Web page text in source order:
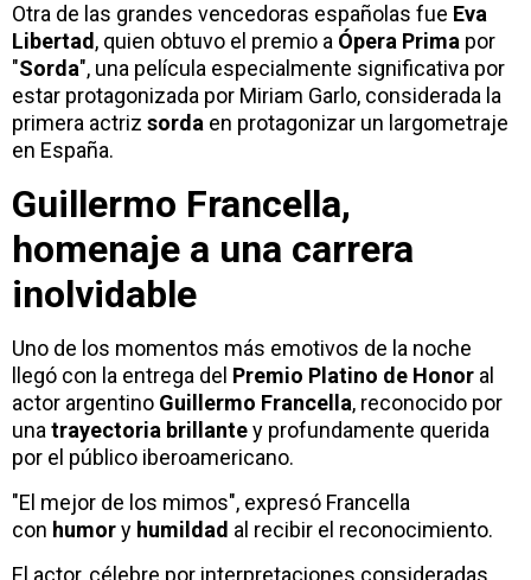
Otra de las grandes vencedoras españolas fue Eva
Libertad , quien obtuvo el premio a Ópera Prima por
"Sorda", una película especialmente significativa por
estar protagonizada por Miriam Garlo, considerada la
primera actriz sorda en protagonizar un largometraje
en España.
Guillermo Francella,
homenaje a una carrera
inolvidable
Uno de los momentos más emotivos de la noche
llegó con la entrega del Premio Platino de Honor al
actor argentino Guillermo Francella, reconocido por
una trayectoria brillantey profundamente querida
por el público iberoamericano.
"El mejor de los mimos", expresó Francella
con humory humildad al recibir el reconocimiento.
El actor, célebre por interpretaciones consideradas